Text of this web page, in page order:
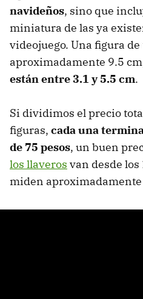
navideños, sino que
miniatura de las ya
videojuego. Una figura
aproximadamente 9.5
están entre 3.1 y 5.5 cm.
Si dividimos el precio
figuras, cada una
de 75 pesos, un buen
los llaveros van desde los
miden aproximadamente